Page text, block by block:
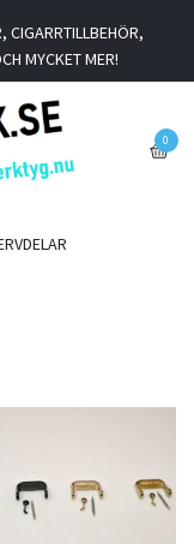
CIGARRTILLBEHÖR,
MYCKET MER!
0